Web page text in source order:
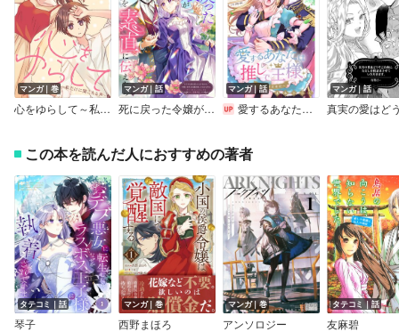
マンガ｜巻
心をゆらして～私だけに聞こえる声～ 単行本版
マンガ｜話
死に戻った令嬢が、想いを素直に伝えたら
マンガ｜話
愛するあなたは推しで王様～異世界恋愛記～【マイクロ】
マンガ｜話
この本を読んだ人におすすめの著者
タテコミ｜話
琴子
マンガ｜巻
西野まほろ
マンガ｜巻
アンソロジー
タテコミ｜話
友麻碧